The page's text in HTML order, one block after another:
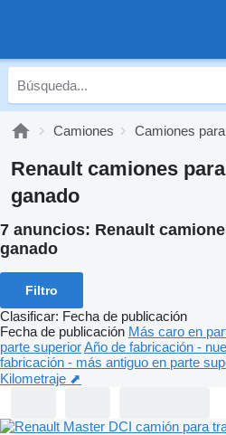
Camiones Camiones
Renault camiones
ganado
7 anuncios: Renault
ganado
Filtro
Clasificar: Fecha de publicación
Fecha de publicación Más caro en
parte superiorAño de fabricación -
fabricación - más antiguo en parte
Kilometraje ⬈